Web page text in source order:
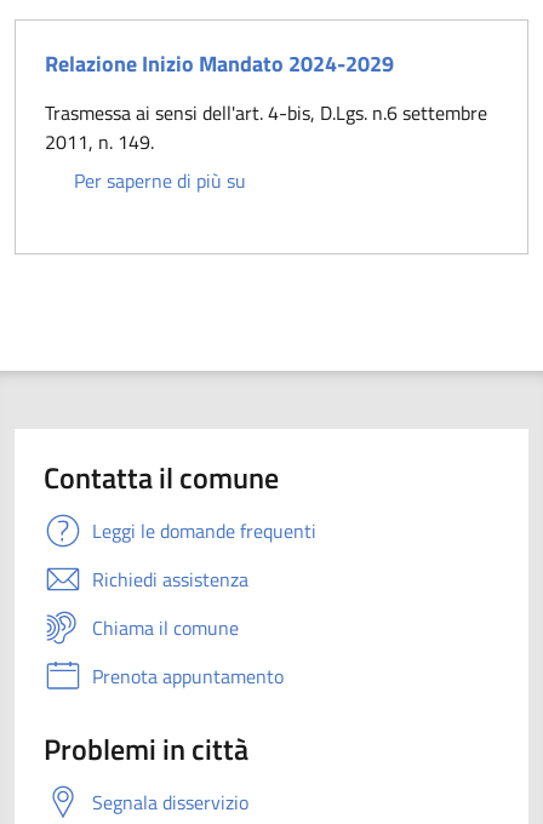
Relazione Inizio Mandato 2024-2029
Trasmessa ai sensi dell'art. 4-bis, D.Lgs. n.6 settembre
2011, n. 149.
Per saperne di più su
Contatta il comune
Leggi le domande frequenti
Richiedi assistenza
Chiama il comune
Prenota appuntamento
Problemi in città
Segnala disservizio